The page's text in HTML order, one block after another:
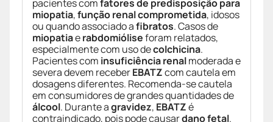
pacientes comfatores de predisposição para
miopatia,função renal comprometida, idosos
ou quando associado afibratos. Casos de
miopatiaerabdomióliseforam relatados,
especialmente com uso decolchicina.
Pacientes com insuficiência renalmoderada e
severa devem receberEBATZcom cautela em
dosagens diferentes. Recomenda-se cautela
em consumidores de grandes quantidades de
álcool. Durante agravidez, EBATZé
contraindicado, pois pode causardano fetal.